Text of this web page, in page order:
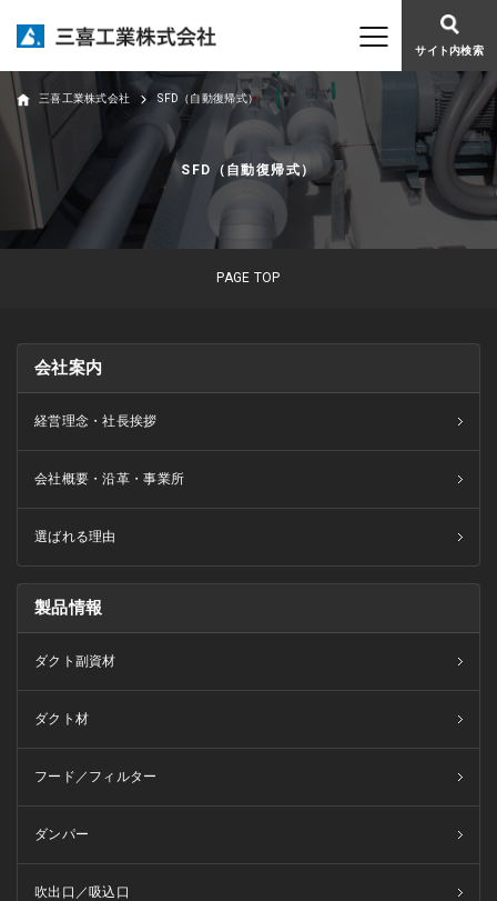
サイト内検索
SFD（自動復帰式）
三喜工業株式会社 SFD（自動復帰式）
PAGE TOP
会社案内
経営理念・社長挨拶
会社概要・沿革・事業所
選ばれる理由
製品情報
ダクト副資材
ダクト材
フード／フィルター
ダンパー
吹出口／吸込口